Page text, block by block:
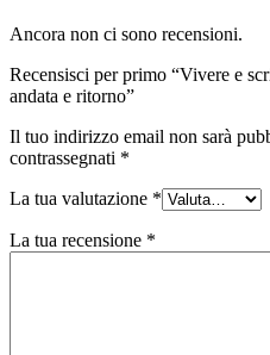
Ancora non ci sono recensioni.
Recensisci per primo “Vivere e
andata e ritorno”
Il tuo indirizzo email non sarà
contrassegnati *
La tua valutazione *
La tua recensione *